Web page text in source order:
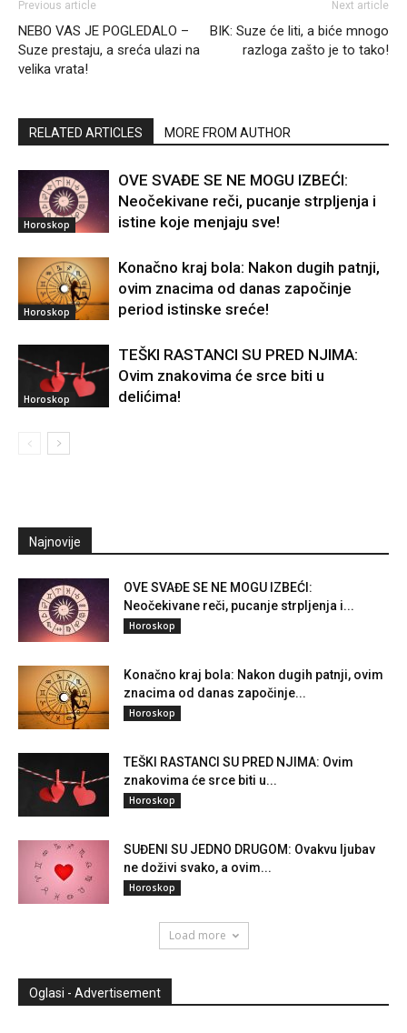
Previous article
NEBO VAS JE POGLEDALO –
Suze prestaju, a sreća ulazi na
velika vrata!
Next article
BIK: Suze će liti, a biće mnogo
razloga zašto je to tako!
RELATED ARTICLES MORE FROM AUTHOR
Horoskop
OVE SVAĐE SE NE MOGU IZBEĆI:
Neočekivane reči, pucanje strpljenja i
istine koje menjaju sve!
Horoskop
Konačno kraj bola: Nakon dugih patnji,
ovim znacima od danas započinje
period istinske sreće!
Horoskop
TEŠKI RASTANCI SU PRED NJIMA:
Ovim znakovima će srce biti u
delićima!
Najnovije
OVE SVAĐE SE NE MOGU IZBEĆI:
Neočekivane reči, pucanje strpljenja i...
Horoskop
Konačno kraj bola: Nakon dugih patnji, ovim
znacima od danas započinje...
Horoskop
TEŠKI RASTANCI SU PRED NJIMA: Ovim
znakovima će srce biti u...
Horoskop
SUĐENI SU JEDNO DRUGOM: Ovakvu ljubav
ne doživi svako, a ovim...
Horoskop
Load more
Oglasi - Advertisement